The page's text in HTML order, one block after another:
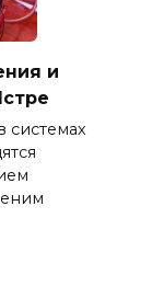
и
системах